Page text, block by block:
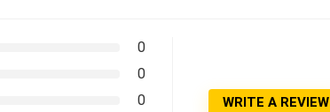
0
0
0 WRITE A REVIEW